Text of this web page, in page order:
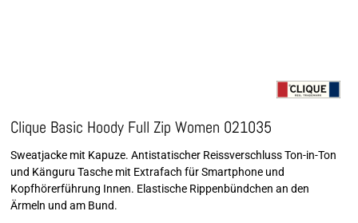
Clique Basic Hoody Full Zip Women 021035
Sweatjacke mit Kapuze. Antistatischer Reissverschluss Ton-in-Ton
und Känguru Tasche mit Extrafach für Smartphone und
Kopfhörerführung Innen. Elastische Rippenbündchen an den
Ärmeln und am Bund.